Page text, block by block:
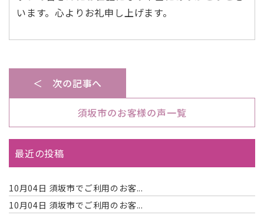
います。心よりお礼申し上げます。
＜ 次の記事へ
須坂市のお客様の声一覧
最近の投稿
10月04日 須坂市でご利用のお客...
10月04日 須坂市でご利用のお客...